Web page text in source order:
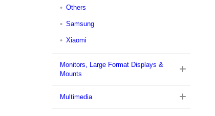
Others
Samsung
Xiaomi
Monitors, Large Format Displays &
Mounts
Multimedia